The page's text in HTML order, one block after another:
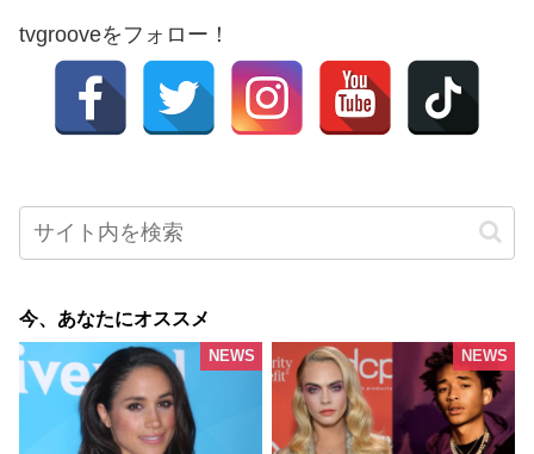
tvgrooveをフォロー！
今、あなたにオススメ
NEWS NEWS